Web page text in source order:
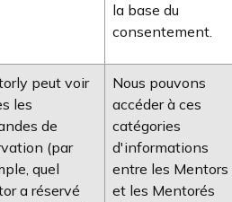
la base du
consentement.
peut voir
les
de
(par
quel
a réservé
Nous pouvons
accéder à ces
catégories
d'informations
entre les Mentors
et les Mentorés